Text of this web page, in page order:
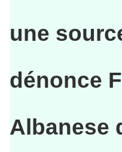
une
dénonce
Albanese